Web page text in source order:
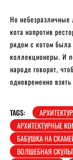
Но небезразличные
кота напротив
рядом с котом была
коллекционеры. И
народе говорят,
одновременно
TAGS:
АРХИТЕКТУРНЫЕ
БАБУШКА НА
ВОЛШЕБНАЯ